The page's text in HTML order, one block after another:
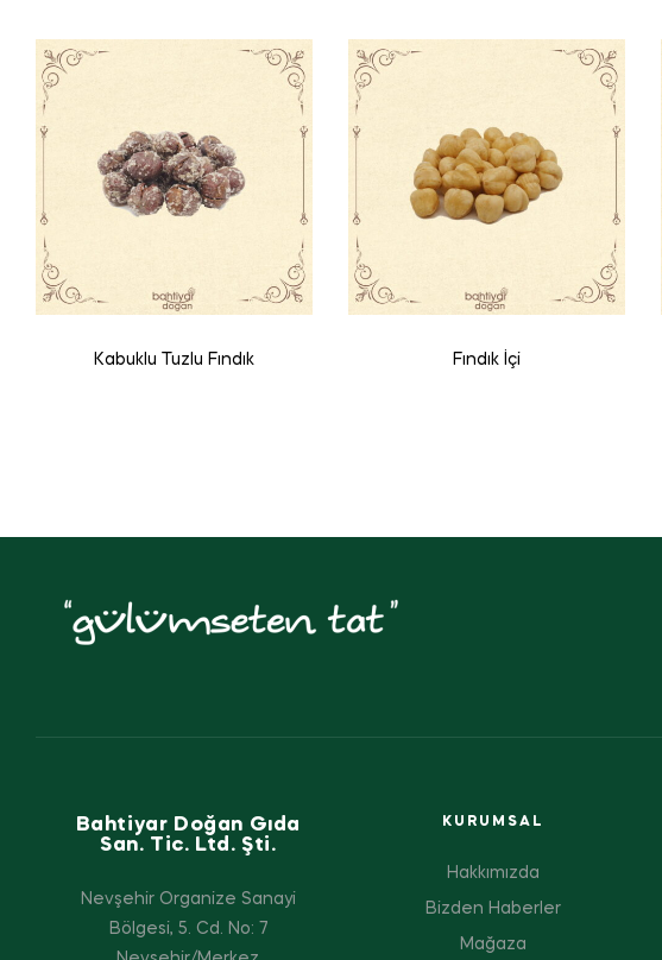
Kabuklu Tuzlu Fındık Fındık İçi
Bahtiyar Doğan Gıda
San. Tic. Ltd. Şti.
Nevşehir Organize Sanayi
Bölgesi, 5. Cd. No: 7
KURUMSAL
Hakkımızda
Bizden Haberler
Mağaza